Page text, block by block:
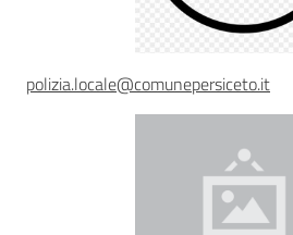
polizia.locale@comunepersiceto.it